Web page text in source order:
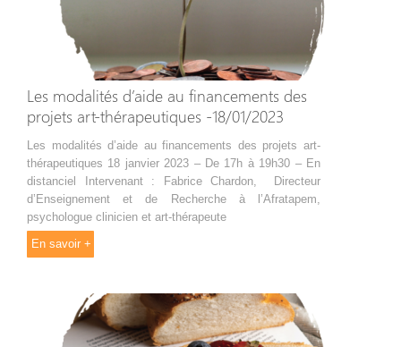
Les modalités d’aide au financements des
projets art-thérapeutiques -18/01/2023
Les modalités d’aide au financements des projets art-
thérapeutiques 18 janvier 2023 – De 17h à 19h30 – En
distanciel Intervenant : Fabrice Chardon, Directeur
d’Enseignement et de Recherche à l’Afratapem,
psychologue clinicien et art-thérapeute
En savoir +